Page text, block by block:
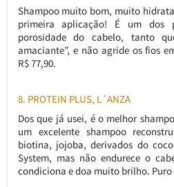
Shampoo muito bom, muito
primeira aplicação! É um dos
porosidade do cabelo, tanto
amaciante”, e não agride os fios
R$ 77,90.
8. PROTEIN PLUS, L´ANZA
Dos que já usei, é o melhor
um excelente shampoo
biotina, jojoba, derivados do
System, mas não endurece o
condiciona e doa muito brilho. Puro